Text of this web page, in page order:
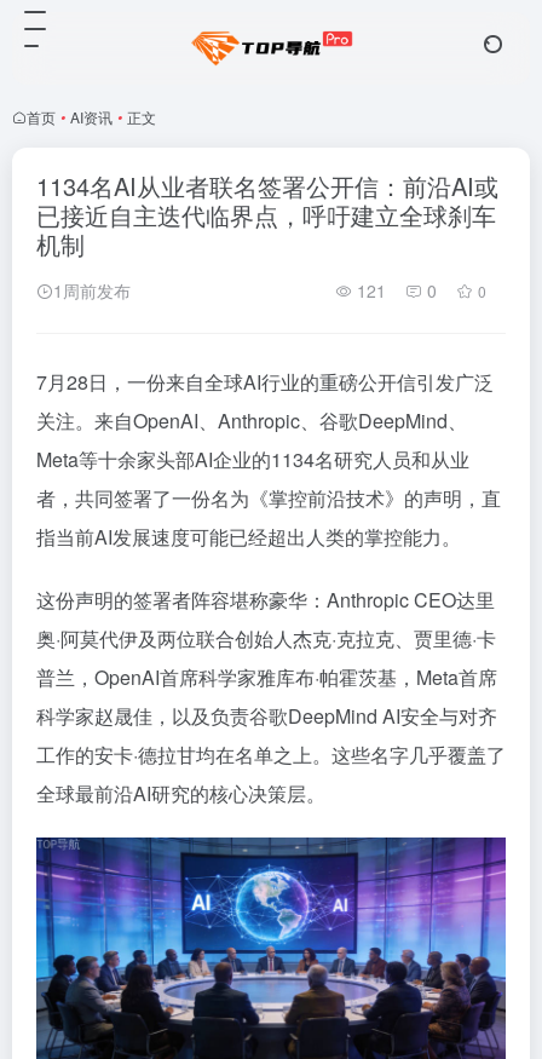
首页 • AI资讯 • 正文
1134名AI从业者联名签署公开信：前沿AI或
已接近自主迭代临界点，呼吁建立全球刹车
机制
1周前发布 121 0 0
7月28日，一份来自全球AI行业的重磅公开信引发广泛
关注。来自OpenAI、Anthropic、谷歌DeepMind、
Meta等十余家头部AI企业的1134名研究人员和从业
者，共同签署了一份名为《掌控前沿技术》的声明，直
指当前AI发展速度可能已经超出人类的掌控能力。
这份声明的签署者阵容堪称豪华：Anthropic CEO达里
奥·阿莫代伊及两位联合创始人杰克·克拉克、贾里德·卡
普兰，OpenAI首席科学家雅库布·帕霍茨基，Meta首席
科学家赵晟佳，以及负责谷歌DeepMind AI安全与对齐
工作的安卡·德拉甘均在名单之上。这些名字几乎覆盖了
全球最前沿AI研究的核心决策层。